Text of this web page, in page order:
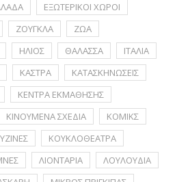
ΕΞΩΤΕΡΙΚΟΙ ΧΩΡΟΙ
ΖΟΥΓΚΛΑ
ΖΩΑ
ΗΛΙΟΣ ΘΑΛΑΣΣΑ
ΙΤΑΛΙΑ
ΚΑΣΤΡΑ
ΚΑΤΑΣΚΗΝΩΣΕΙΣ
ΚΕΝΤΡΑ ΕΚΜΑΘΗΣΗΣ
ΚΙΝΟΥΜΕΝΑ ΣΧΕΔΙΑ
ΚΟΜΙΚΣ
ΚΟΥΚΛΟΘΕΑΤΡΑ
ΛΙΟΝΤΑΡΙΑ
ΛΟΥΛΟΥΔΙΑ